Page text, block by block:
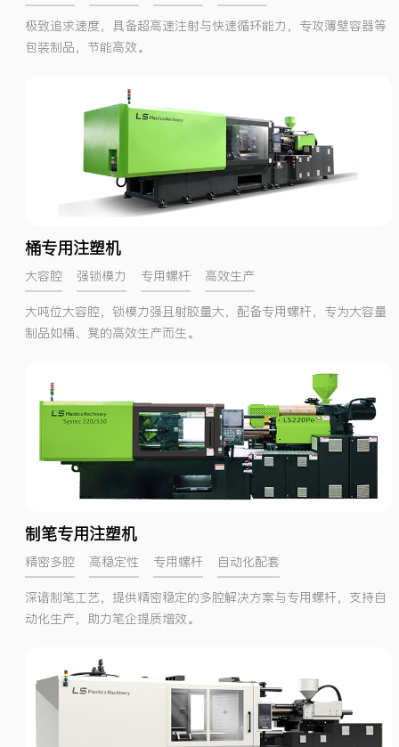
极致追求速度，具备超高速注射与快速循环能力，专攻薄壁容器等
包装制品，节能高效。
桶专用注塑机
大容腔 强锁模力 专用螺杆
高效生产
大吨位大容腔，锁模力强且射胶量大，配备专用螺杆，专为大容量
制品如桶、凳的高效生产而生。
制笔专用注塑机
精密多腔 高稳定性 专用螺杆
自动化配套
深谙制笔工艺，提供精密稳定的多腔解决方案与专用螺杆，支持自
动化生产，助力笔企提质增效。